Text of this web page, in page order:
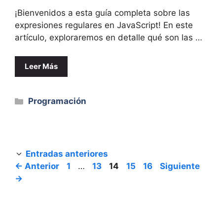
¡Bienvenidos a esta guía completa sobre las
expresiones regulares en JavaScript! En este
artículo, exploraremos en detalle qué son las …
Leer Más
Categorías
Programación
Entradas anteriores
← Anterior Página
1 … Página
13 Página
14 Página
15 Página
16
Siguiente
→